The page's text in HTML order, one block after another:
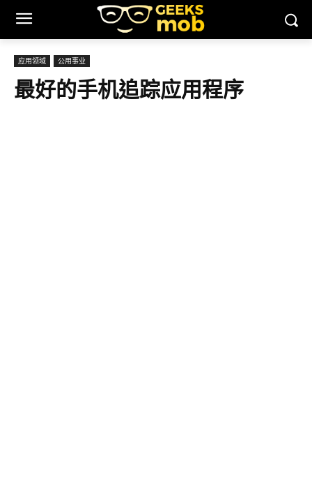
应用领域 公用事业
最好的手机追踪应用程序